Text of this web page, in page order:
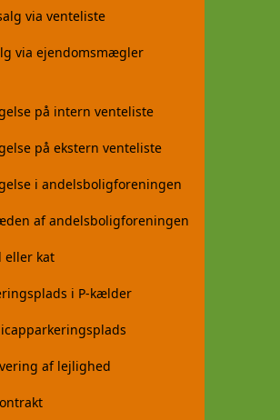
via venteliste
via ejendomsmægler
på intern venteliste
på ekstern venteliste
i andelsboligforeningen
af andelsboligforeningen
eller kat
i P-kælder
af lejlighed